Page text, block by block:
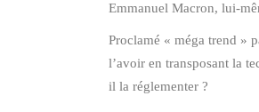
Emmanuel Macron, lui-
Proclamé « méga trend »
l’avoir en transposant la
il la réglementer ?